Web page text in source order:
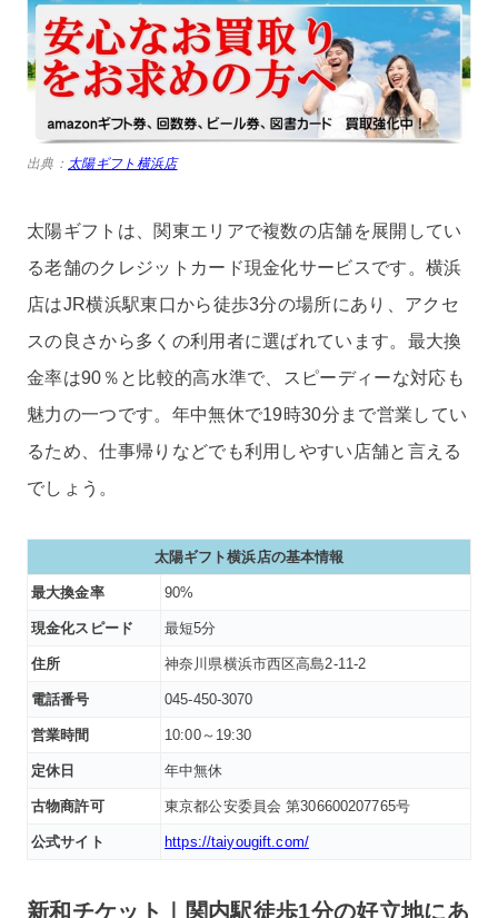
出典： 太陽ギフト横浜店
太陽ギフトは、関東エリアで複数の店舗を展開してい
る老舗のクレジットカード現金化サービスです。横浜
店はJR横浜駅東口から徒歩3分の場所にあり、アクセ
スの良さから多くの利用者に選ばれています。最大換
金率は90％と比較的高水準で、スピーディーな対応も
魅力の一つです。年中無休で19時30分まで営業してい
るため、仕事帰りなどでも利用しやすい店舗と言える
でしょう。
太陽ギフト横浜店の基本情報
最大換金率 90%
現金化スピード 最短5分
住所 神奈川県横浜市西区高島2-11-2
電話番号 045-450-3070
営業時間 10:00～19:30
定休日 年中無休
古物商許可 東京都公安委員会 第306600207765号
公式サイト https://taiyougift.com/
新和チケット｜関内駅徒歩1分の好立地にあ